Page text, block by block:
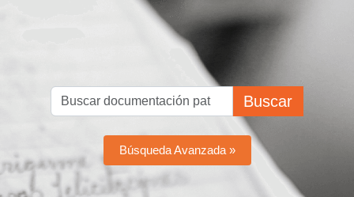
Buscar
Búsqueda Avanzada »